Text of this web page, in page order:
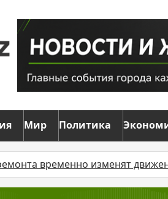
Мир Политика
временно изменят движение